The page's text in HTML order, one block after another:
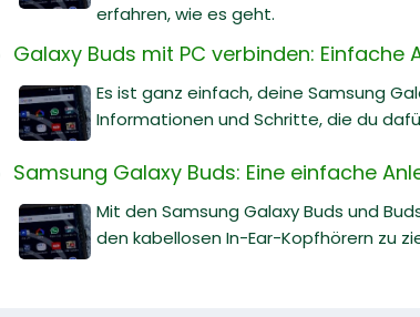
erfahren, wie es geht.
Galaxy Buds mit PC verbinden: Einfache
Es ist ganz einfach, deine Samsung
Informationen und Schritte, die du
Samsung Galaxy Buds: Eine einfache
Mit den Samsung Galaxy Buds und
den kabellosen In-Ear-Kopfhörern zu